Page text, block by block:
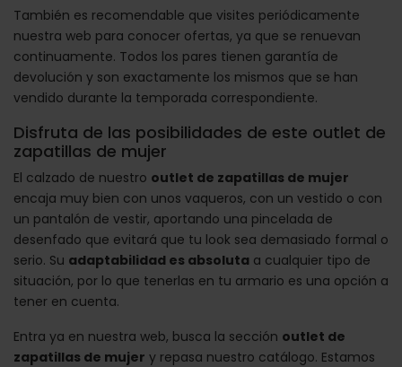
También es recomendable que visites periódicamente
nuestra web para conocer ofertas, ya que se renuevan
continuamente. Todos los pares tienen garantía de
devolución y son exactamente los mismos que se han
vendido durante la temporada correspondiente.
Disfruta de las posibilidades de este outlet de
zapatillas de mujer
El calzado de nuestro outlet de zapatillas de mujer
encaja muy bien con unos vaqueros, con un vestido o con
un pantalón de vestir, aportando una pincelada de
desenfado que evitará que tu look sea demasiado formal o
serio. Su adaptabilidad es absoluta a cualquier tipo de
situación, por lo que tenerlas en tu armario es una opción a
tener en cuenta.
Entra ya en nuestra web, busca la sección outlet de
zapatillas de mujer y repasa nuestro catálogo. Estamos